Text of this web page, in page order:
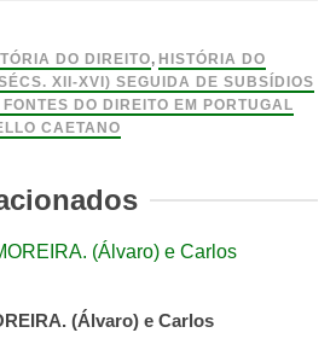
DO DIREITO, HISTÓRIA DO
XII-XVI) SEGUIDA DE SUBSÍDIOS
DO DIREITO EM PORTUGAL
CAETANO
(Álvaro) e Carlos